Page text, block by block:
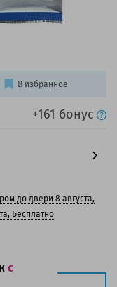
+161 бонус
до двери 8 августа,
Бесплатно
В избранное
с